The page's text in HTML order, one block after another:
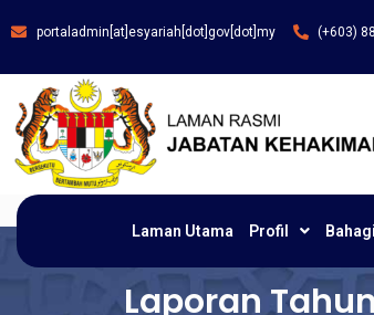
portaladmin[at]esyariah[dot]gov[dot]my (+603)
Laman Utama Profil
Laporan